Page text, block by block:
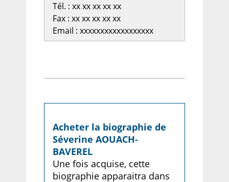
Tél. : xx xx xx xx xx
Fax : xx xx xx xx xx
Email : xxxxxxxxxxxxxxxxxx
Acheter la biographie de
Séverine AOUACH-
BAVEREL
Une fois acquise, cette
biographie apparaitra dans